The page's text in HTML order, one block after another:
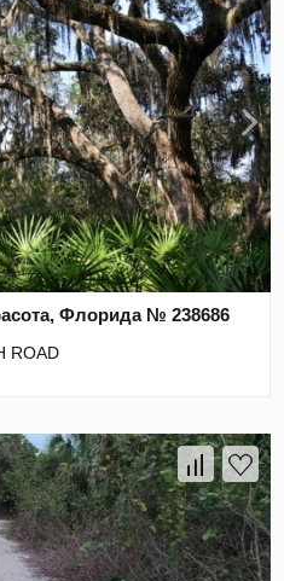
Флорида № 238686
ROAD